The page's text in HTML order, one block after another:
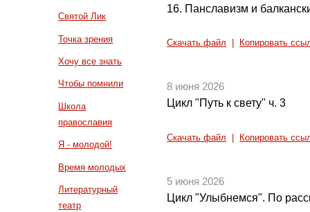
Святой Лик
Точка зрения
Хочу все знать
Чтобы помнили
Школа
православия
Я - молодой!
Время молодых
Литературный
театр
16. Панславизм и
Скачать файл Копировать
8 июня 2026
Цикл "Путь к свету" ч. 3
Скачать файл Копировать
5 июня 2026
Цикл "Улыбнемся". По